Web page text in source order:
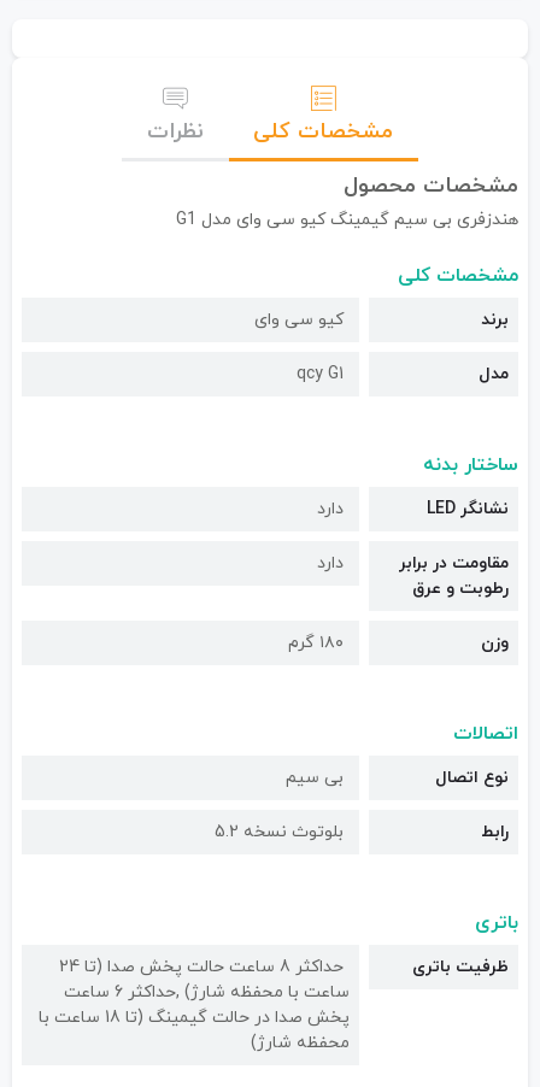
مشخصات کلی
نظرات
مشخصات محصول
هندزفری بی سیم گیمینگ کیو سی وای مدل G1
مشخصات کلی
برند کیو سی وای
مدل qcy G1
ساختار بدنه
نشانگر LED دارد
مقاومت در برابر
رطوبت و عرق
دارد
وزن ۱۸۰ گرم
اتصالات
نوع اتصال بی سیم
رابط بلوتوث نسخه 5.2
باتری
ظرفیت باتری
حداکثر 8 ساعت حالت پخش صدا (تا 24
ساعت با محفظه شارژ) ,حداکثر 6 ساعت
پخش صدا در حالت گیمینگ (تا 18 ساعت با
محفظه شارژ)